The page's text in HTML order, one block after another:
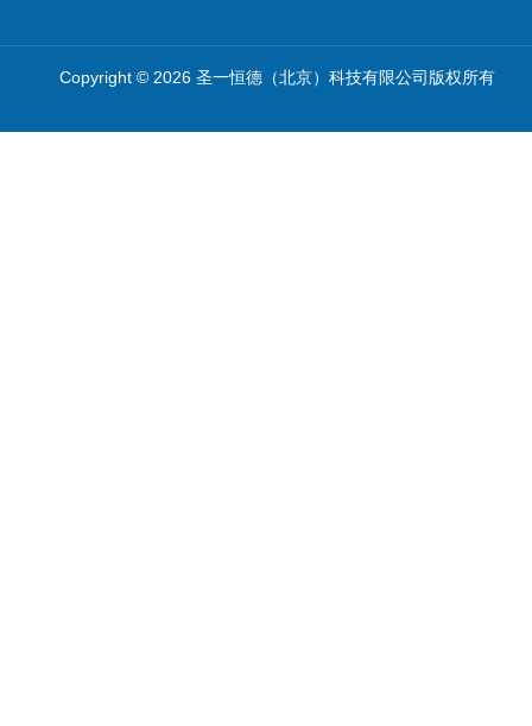
Copyright © 2026 圣一恒德（北京）科技有限公司版权所有